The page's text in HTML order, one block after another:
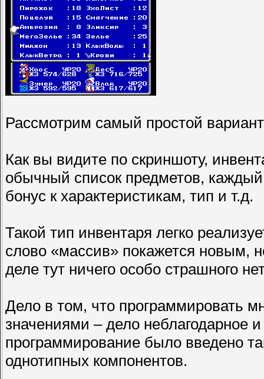
Рассмотрим самый простой
Как вы видите по скриншоту,
обычный список предметов,
бонус к характеристикам, тип и т.д.
Такой тип инвентаря легко
слово «массив» покажется
деле тут ничего особо страшного
Дело в том, что программировать
значениями – дело неблагодарное
программирование было введено
однотипных компонентов.